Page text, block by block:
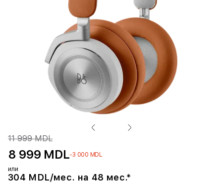
11 999 MDL
8 999 MDL-3 000 MDL
или
304 MDL/мес. на 48 мес.*